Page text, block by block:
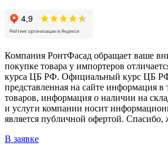
Компания РонтФасад обращает ваше
покупке товара у импортеров
курса ЦБ РФ. Официальный курс ЦБ
представленная на сайте информация в
товаров, информация о наличии на
и услуги компании носит
является публичной офертой.
В заявке